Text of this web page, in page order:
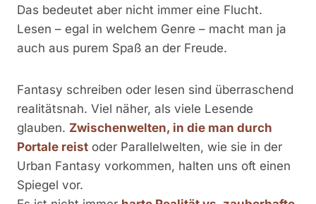
Das bedeutet aber nicht immer eine Flucht.
Lesen – egal in welchem Genre – macht man ja
auch aus purem Spaß an der Freude.
Fantasy schreiben oder lesen sind überraschend
realitätsnah. Viel näher, als viele Lesende
glauben. Zwischenwelten, in die man durch
Portale reist oder Parallelwelten, wie sie in der
Urban Fantasy vorkommen, halten uns oft einen
Spiegel vor.